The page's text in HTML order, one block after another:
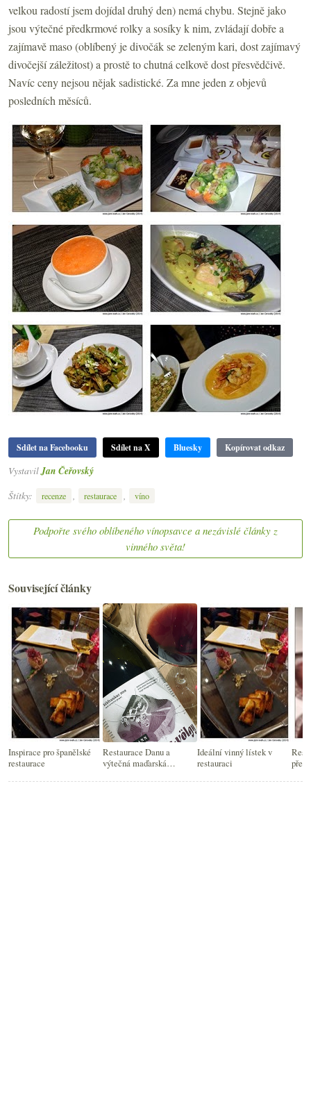
velkou radostí jsem dojídal druhý den) nemá chybu. Stejně jako
jsou výtečné předkrmové rolky a sosíky k nim, zvládají dobře a
zajímavě maso (oblíbený je divočák se zeleným kari, dost zajímavý
divočejší záležitost) a prostě to chutná celkově dost přesvědčivě.
Navíc ceny nejsou nějak sadistické. Za mne jeden z objevů
posledních měsíců.
Sdílet na Facebooku Sdílet na X Bluesky Kopírovat odkaz
Vystavil Jan Čeřovský
Štítky:
recenze , restaurace , víno
Podpořte svého oblíbeného vínopsavce a nezávislé články z
vinného světa!
Související články
Inspirace pro španělské
restaurace
Restaurace Danu a
výtečná maďarská
Ideální vinný lístek v
restauraci